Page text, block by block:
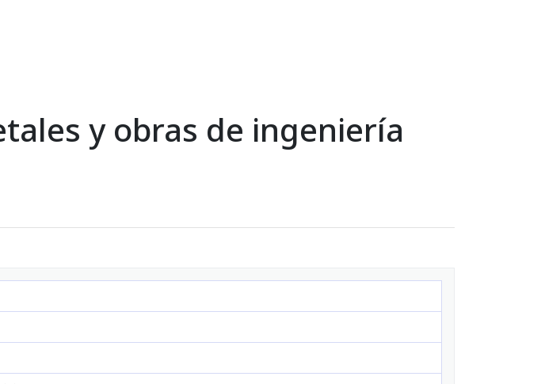
y obras de ingeniería